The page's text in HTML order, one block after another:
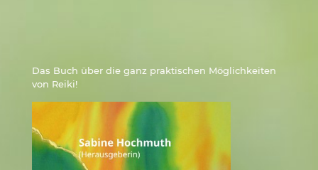
Das Buch über die ganz praktischen Möglichkeiten
von Reiki!